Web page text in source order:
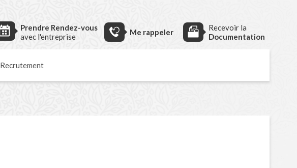
Prendre Rendez-vous
avec l'entreprise
Me rappeler
Recevoir la
Documentation
Recrutement